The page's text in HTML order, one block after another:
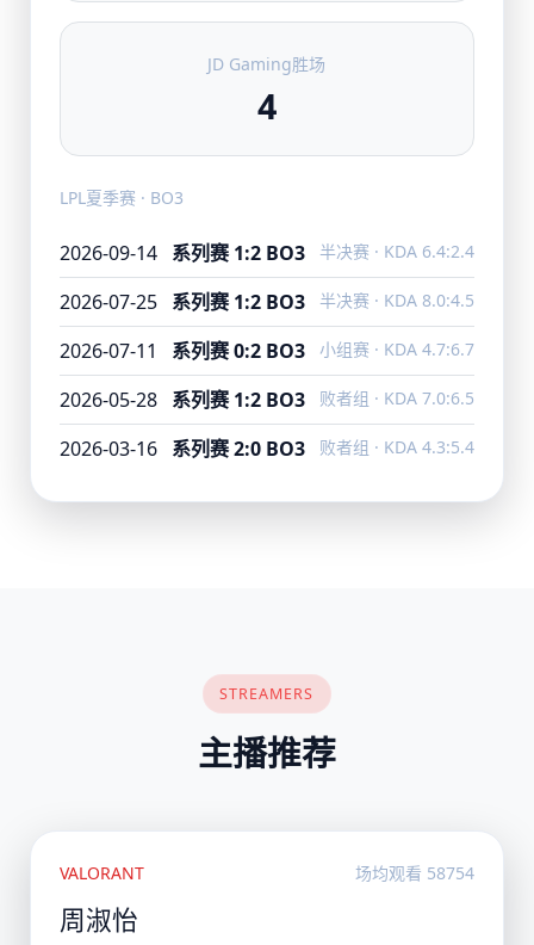
JD Gaming胜场
4
LPL夏季赛 · BO3
2026-09-14 系列赛 1:2 BO3 半决赛 · KDA 6.4:2.4
2026-07-25 系列赛 1:2 BO3 半决赛 · KDA 8.0:4.5
2026-07-11 系列赛 0:2 BO3 小组赛 · KDA 4.7:6.7
2026-05-28 系列赛 1:2 BO3 败者组 · KDA 7.0:6.5
2026-03-16 系列赛 2:0 BO3 败者组 · KDA 4.3:5.4
STREAMERS
主播推荐
VALORANT 场均观看 58754
周淑怡